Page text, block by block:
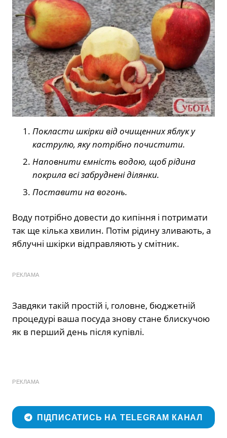
Покласти шкірки від очищенних яблук у
каструлю, яку потрібно почистити.
Наповнити ємність водою, щоб рідина
покрила всі забруднені ділянки.
Поставити на вогонь.
Воду потрібно довести до кипіння і потримати
так ще кілька хвилин. Потім рідину зливають, а
яблучні шкірки відправляють у смітник.
РЕКЛАМА
Завдяки такій простій і, головне, бюджетній
процедурі ваша посуда знову стане блискучою
як в перший день після купівлі.
РЕКЛАМА
ПІДПИСАТИСЬ НА TELEGRAM КАНАЛ